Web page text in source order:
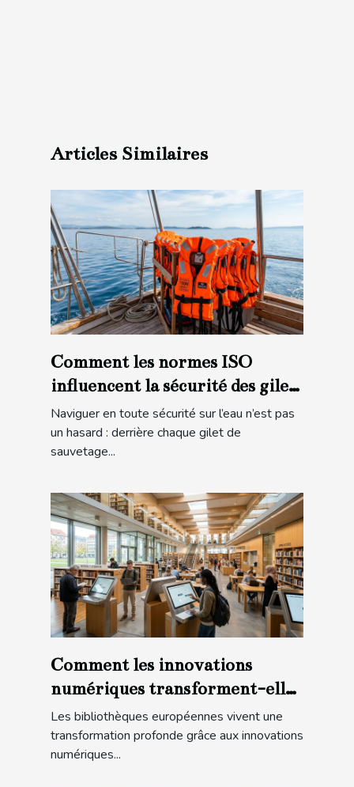
Articles Similaires
Comment les normes ISO
influencent la sécurité des gilets
de sauvetage ?
Naviguer en toute sécurité sur l’eau n’est pas
un hasard : derrière chaque gilet de
sauvetage...
Comment les innovations
numériques transforment-elles
les bibliothèques en Europe ?
Les bibliothèques européennes vivent une
transformation profonde grâce aux innovations
numériques...